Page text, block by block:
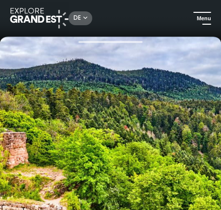
DE Menu
Sehenswertes in der Region Grand Est Wanderurlaub von Saverne nach Barr